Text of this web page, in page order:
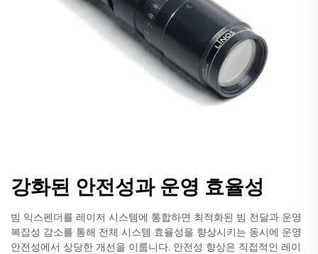
강화된 안전성과 운영 효율성
빔 익스펜더를 레이저 시스템에 통합하면 최적화된 빔 전달과 운영
복잡성 감소를 통해 전체 시스템 효율성을 향상시키는 동시에 운영
안전성에서 상당한 개선을 이룹니다. 안전성 향상은 직접적인 레이